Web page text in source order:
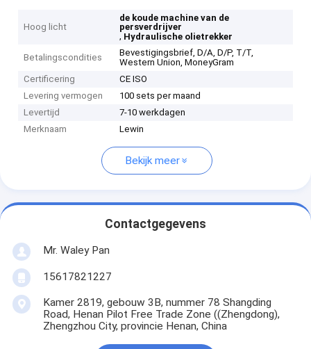
Hoog licht
de koude machine van de
persverdrijver
, Hydraulische olietrekker
Betalingscondities
Bevestigingsbrief, D/A, D/P, T/T,
Western Union, MoneyGram
Certificering
CE ISO
Levering vermogen
100 sets per maand
Levertijd
7-10 werkdagen
Merknaam
Lewin
Bekijk meer
Contactgegevens
Mr. Waley Pan
15617821227
Kamer 2819, gebouw 3B, nummer 78 Shangding
Road, Henan Pilot Free Trade Zone ((Zhengdong),
Zhengzhou City, provincie Henan, China